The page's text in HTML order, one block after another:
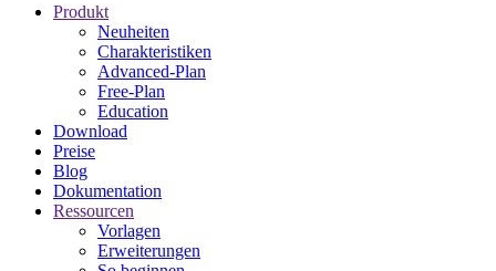
Produkt
Neuheiten
Charakteristiken
Advanced-Plan
Free-Plan
Education
Download
Preise
Blog
Dokumentation
Ressourcen
Vorlagen
Erweiterungen